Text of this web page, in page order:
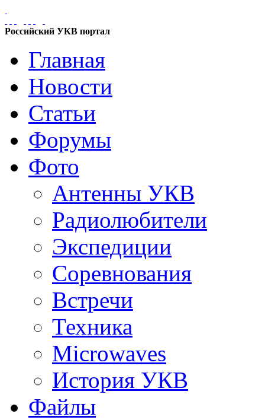
Российский УКВ портал
Главная
Новости
Статьи
Форумы
Фото
Антенны УКВ
Радиолюбители
Экспедиции
Соревнования
Встречи
Техника
Microwaves
История УКВ
Файлы